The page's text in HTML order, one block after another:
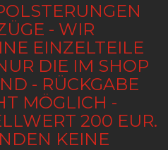
- WIR
EINZELTEILE
DIE IM SHOP
- RÜCKGABE
MÖGLICH -
200 EUR.
KEINE